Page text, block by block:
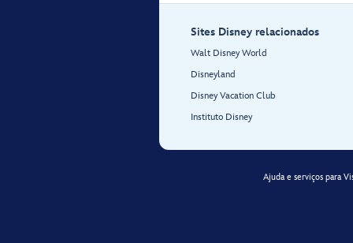
Sites Disney relacionados
Walt Disney World
Disneyland
Disney Vacation Club
Instituto Disney
Ajuda e serviços para